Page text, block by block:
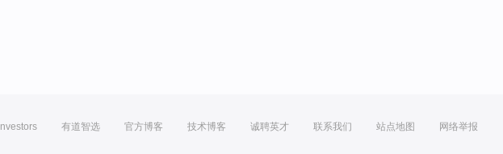
Investors 有道智选 官方博客 技术博客 诚聘英才 联系我们 站点地图 网络举报